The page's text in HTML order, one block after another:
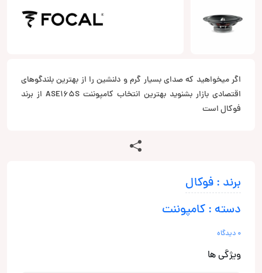
اگر میخواهید که صدای بسیار گرم و دلنشین را از بهترین بلندگوهای
اقتصادی بازار بشنوید بهترین انتخاب کامپوننت ASE165S از برند
فوکال است
برند : فوکال
دسته : کامپوننت
0 دیدگاه
ویژگی ها